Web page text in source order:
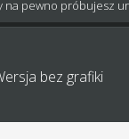
na pewno próbujesz
bez grafiki